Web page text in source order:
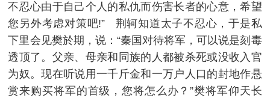
不忍心由于自己个人的私仇而伤害长者的心意，希望
您另外考虑对策吧!” 荆轲知道太子不忍心，于是私
下里会见樊於期，说：“秦国对待将军，可以说是刻毒
透顶了。父亲、母亲和同族的人都被杀死或没收入官
为奴。现在听说用一千斤金和一万户人口的封地作悬
赏来购买将军的首级，您将怎么办？”樊将军仰天长